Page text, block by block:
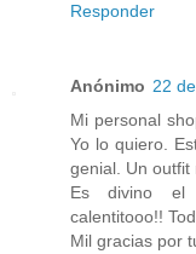
Responder
Anónimo 22
Mi personal
Yo lo quiero.
genial. Un outfit
Es divino el
calentitooo!!
Mil gracias por